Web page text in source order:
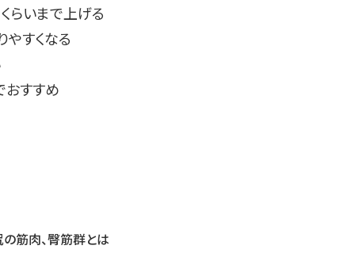
らいまで上げる
やすくなる
おすすめ
の筋肉、臀筋群とは